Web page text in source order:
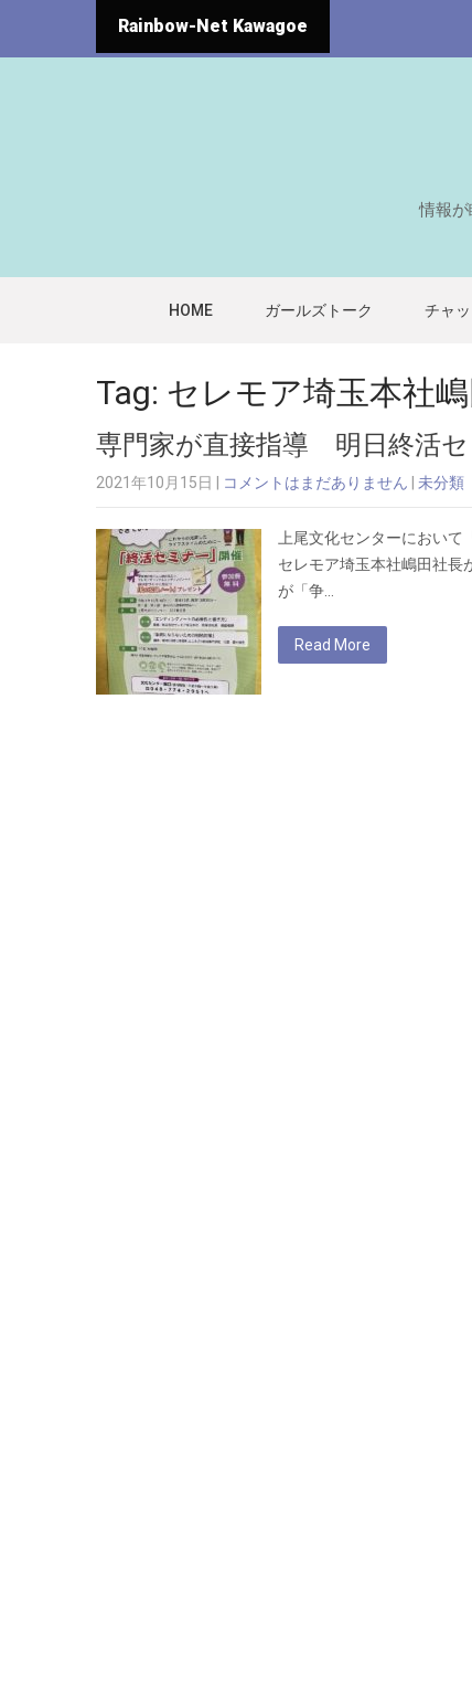
Rainbow-Net Kawagoe
情報
HOME ガールズトーク チャッ
Tag: セレモア埼玉本社
専門家が直接指導 明日終活
2021年10月15日 コメントはまだありません 未分類
上尾文化センターにおい
セレモア埼玉本社嶋田社長
が「争…
Read More